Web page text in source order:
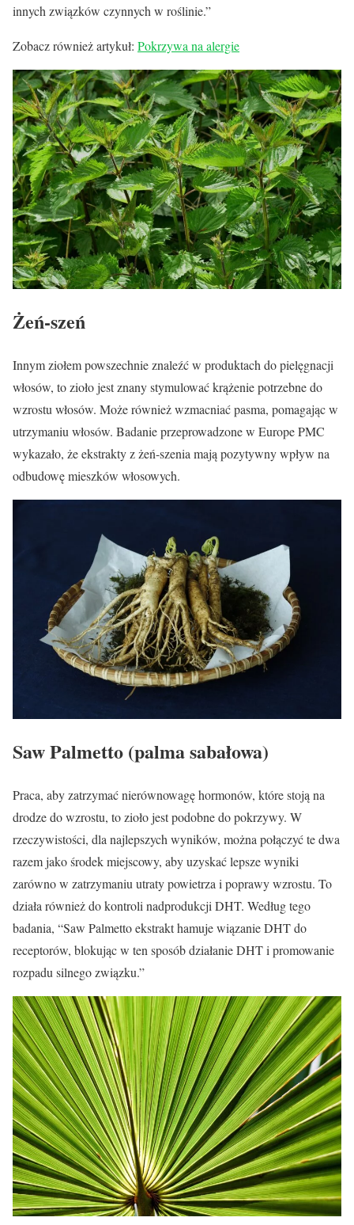
innych związków czynnych w roślinie.”
Zobacz również artykuł: Pokrzywa na alergie
Żeń-szeń
Innym ziołem powszechnie znaleźć w produktach do pielęgnacji
włosów, to zioło jest znany stymulować krążenie potrzebne do
wzrostu włosów. Może również wzmacniać pasma, pomagając w
utrzymaniu włosów. Badanie przeprowadzone w Europe PMC
wykazało, że ekstrakty z żeń-szenia mają pozytywny wpływ na
odbudowę mieszków włosowych.
Saw Palmetto (palma sabałowa)
Praca, aby zatrzymać nierównowagę hormonów, które stoją na
drodze do wzrostu, to zioło jest podobne do pokrzywy. W
rzeczywistości, dla najlepszych wyników, można połączyć te dwa
razem jako środek miejscowy, aby uzyskać lepsze wyniki
zarówno w zatrzymaniu utraty powietrza i poprawy wzrostu. To
działa również do kontroli nadprodukcji DHT. Według tego
badania, “Saw Palmetto ekstrakt hamuje wiązanie DHT do
receptorów, blokując w ten sposób działanie DHT i promowanie
rozpadu silnego związku.”